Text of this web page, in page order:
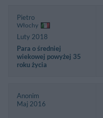
Pietro
Włochy
Luty 2018
Para o średniej
wiekowej powyżej 35
roku życia
Anonim
Maj 2016